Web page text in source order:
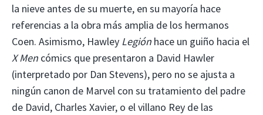
la nieve antes de su muerte, en su mayoría hace
referencias a la obra más amplia de los hermanos
Coen. Asimismo, Hawley Legión hace un guiño hacia el
X Men cómics que presentaron a David Hawler
(interpretado por Dan Stevens), pero no se ajusta a
ningún canon de Marvel con su tratamiento del padre
de David, Charles Xavier, o el villano Rey de las